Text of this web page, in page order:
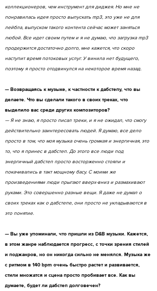
коллекционеров, чем инструмент для диджея. Но мне не
понравилась идея просто выпускать mp3, это уже не для
лейбла, выпуском такого контента сейчас может заняться
любой. Все идет своим путем и я не думаю, что загрузка mp3
продержится достаточно долго, мне кажется, что скоро
наступит время потоковых услуг. У винила нет будущего,
поэтому я просто отодвинулся на некоторое время назад.
— Возвращаясь к музыке, к частности к дабстепу, что вы
делаете. Что вы сделали такого в своих треках, что
выделило вас среди других композиторов?
— Я не знаю, я просто писал треки, и я не ожидал, что смогу
действительно заинтересовать людей. Я думаю, все дело
просто в том, что моя музыка очень громкая и энергичная, это
то, что я принес в дабстеп. До этого все люди под
энергичный дабстеп просто восторженно стояли и
покачивались в такт мощному басу. С моими же
произведениями люди прыгают вверх-вниз и размахивают
руками. Это совершенно разные вещи. Я даже не думал о
своих треках как о дабстепе, они просто не укладываются в
это понятие.
— Вы уже упоминали, что пришли из D&B музыки. Кажется,
в этом жанре наблюдается прогресс, с точки зрения стилей
и поджанров, но он никогда сильно не менялся. Музыка же
с ритмом в 140 bpm очень быстро растет и развивается,
стили множатся и сцена просто пробивает все. Как вы
думаете, будет ли дабстеп долговечен?